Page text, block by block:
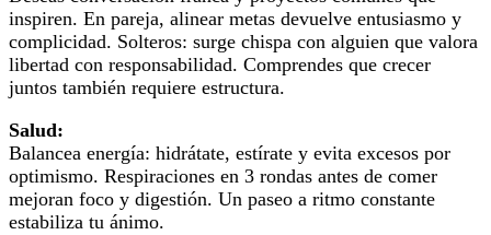
inspiren. En pareja, alinear metas devuelve entusiasmo y
complicidad. Solteros: surge chispa con alguien que valora
libertad con responsabilidad. Comprendes que crecer
juntos también requiere estructura.
Salud:
Balancea energía: hidrátate, estírate y evita excesos por
optimismo. Respiraciones en 3 rondas antes de comer
mejoran foco y digestión. Un paseo a ritmo constante
estabiliza tu ánimo.